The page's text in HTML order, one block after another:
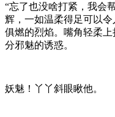
“忘了也没啥打紧，我会
辉，一如温柔得足可以
俱燃的烈焰。嘴角轻柔
分邪魅的诱惑。
妖魅！丫丫斜眼瞅他。